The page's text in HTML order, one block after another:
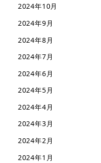
2024年10月
2024年9月
2024年8月
2024年7月
2024年6月
2024年5月
2024年4月
2024年3月
2024年2月
2024年1月